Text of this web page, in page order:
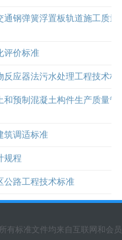
钢弹簧浮置板轨道施工质量
评价标准
应器法污水处理工程技术标
预制混凝土构件生产质量管
筑调适标准
规程
公路工程技术标准
有标准文件均来自互联网和会员